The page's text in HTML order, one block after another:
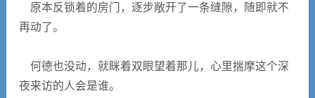
原本反锁着的房门，逐步敞开了一条缝隙，随即就不
再动了。
何德也没动，就眯着双眼望着那儿，心里揣摩这个深
夜来访的人会是谁。